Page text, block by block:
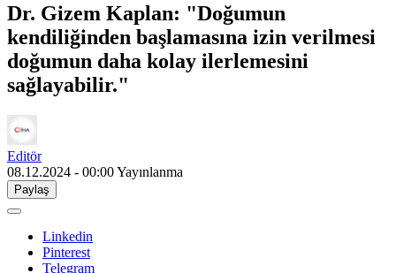
Dr. Gizem Kaplan: "Doğumun
kendiliğinden başlamasına izin verilmesi
doğumun daha kolay ilerlemesini
sağlayabilir."
Editör
08.12.2024 - 00:00Yayınlanma
Paylaş
Linkedin
Pinterest
Telegram